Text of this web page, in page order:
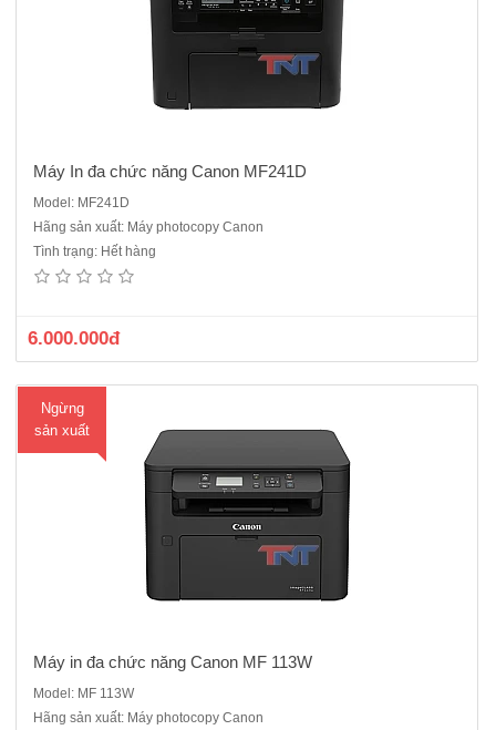
Máy In đa chức năng Canon MF241D
Model: MF241D
Hãng sản xuất: Máy photocopy Canon
Tình trạng: Hết hàng
6.000.000đ
Ngừng
sản xuất
Máy in đa chức năng Canon MF 113W là Máy in laser đen trắng khổ
A4Chức năng: Print/ Copy/ Scan/WifiKhổ giấy A4, B5, A5, Legal, Letter,
Executive, Statement, Officio , B-Officio, M-Officio, Government Letter,
Máy in đa chức năng Canon MF 113W
Model: MF 113W
Hãng sản xuất: Máy photocopy Canon